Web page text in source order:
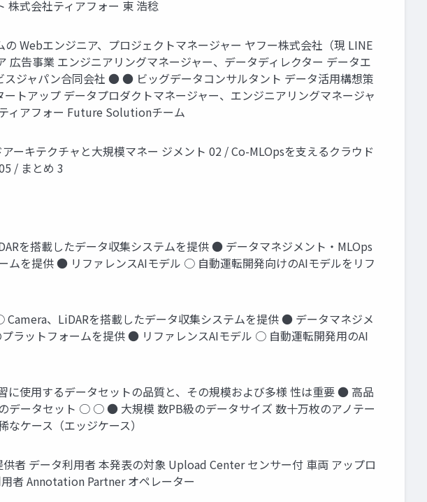
株式会社ティアフォー 東 浩稔
Webエンジニア、プロジェクトマネージャー ヤフー株式会社（現 LINE
事業 エンジニアリングマネージャー、データディレクター データエ
ジャパン合同会社 ● ● ビッグデータコンサルタント データ活用構想策
アップ データプロダクトマネージャー、エンジニアリングマネージャ
ィアフォー Future Solutionチーム
ーキテクチャと大規模マネー ジメント 02 / Co-MLOpsを支えるクラウド
/ まとめ 3
を搭載したデータ収集システムを提供 ● データマネジメント・MLOps
を提供 ● リファレンスAIモデル ○ 自動運転開発向けのAIモデルをリフ
、LiDARを搭載したデータ収集システムを提供 ● データマネジメ
ラットフォームを提供 ● リファレンスAIモデル ○ 自動運転開発用のAI
使用するデータセットの品質と、その規模および多様 性は重要 ● 高品
データセット ○ ○ ● 大規模 数PB級のデータサイズ 数十万枚のアノテー
ケース（エッジケース）
者 データ利用者 本発表の対象 Upload Center センサー付 車両 アップロ
者 Annotation Partner オペレーター